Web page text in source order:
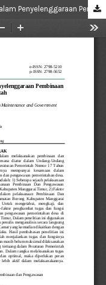
Pelaksanaan Tugas dan Fungsi Camat dalam Penyelenggaraan Pembinaan Dan Pengawasan Pemerintah Desa di Kecamatan Borong Kabupaten Manggarai Timur di Tinjau dari Peraturan Pemerintahnomor 17 Tahun 2018 Tentang Kecamatan